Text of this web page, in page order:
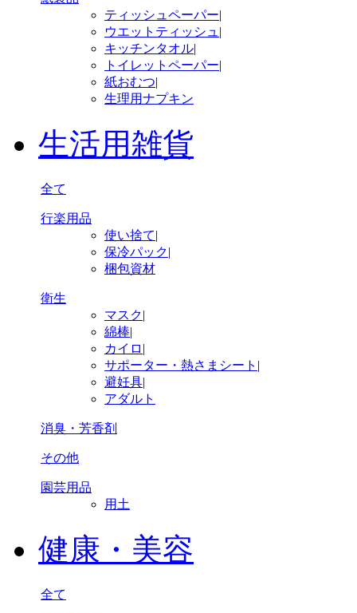
ティッシュペーパー|
ウエットティッシュ |
キッチンタオル|
トイレットペーパー|
紙おむつ|
生理用ナプキン
生活用雑貨
全て
行楽用品
使い捨て|
保冷パック|
梱包資材
衛生
マスク|
綿棒|
カイロ |
サポーター・熱さまシート |
避妊具|
アダルト
消臭・芳香剤
その他
園芸用品
用土
健康・美容
全て